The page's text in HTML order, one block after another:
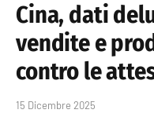
Cina, dati
vendite e
contro le
15 Dicembre 2025